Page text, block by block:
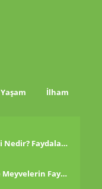
Yaşam İlham
Su Diyeti Nedir? Faydaları Nelerdir?
Sebze ve Meyvelerin Faydaları!